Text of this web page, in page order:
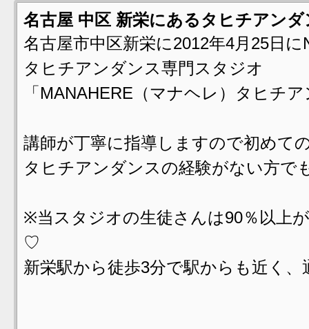
名古屋 中区 新栄にあるタヒチアン
名古屋市中区新栄に2012年4月25日
タヒチアンダンス専門スタジオ
「MANAHERE（マナヘレ）タヒチ
講師が丁寧に指導しますので初めて
タヒチアンダンスの経験がない方で
※当スタジオの生徒さんは90％以上
♡
新栄駅から徒歩3分で駅からも近く